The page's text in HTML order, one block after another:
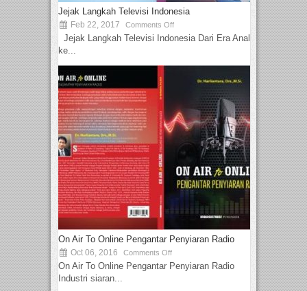
Jejak Langkah Televisi Indonesia
Feb 22, 2017 Comments Off
Jejak Langkah Televisi Indonesia Dari Era Analog
ke...
On Air To Online Pengantar Penyiaran Radio
Oct 06, 2016 Comments Off
On Air To Online Pengantar Penyiaran Radio
Industri siaran...